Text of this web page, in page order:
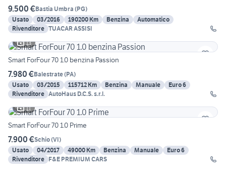
9.500 €Bastia Umbra (PG)
Usato
03/2016 190200 Km Benzina
Automatico
Rivenditore TUACAR ASSISI
13
Smart ForFour 70 1.0 benzina Passion
7.980 €Balestrate(PA)
Usato
03/2015 115712 Km Benzina Manuale
Euro 6
Rivenditore AutoHaus D.C.S. s.r.l.
11
Smart ForFour 70 1.0 Prime
7.900 €Schio(VI)
Usato
04/2017 49000 Km Benzina Manuale
Euro 6
Rivenditore F&E PREMIUM CARS